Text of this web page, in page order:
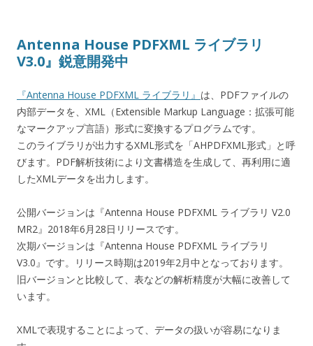
Antenna House PDFXML ライブラリ
V3.0』鋭意開発中
『Antenna House PDFXML ライブラリ』 は、PDFファイルの
内部データを、XML（Extensible Markup Language：拡張可能
なマークアップ言語）形式に変換するプログラムです。
このライブラリが出力するXML形式を「AHPDFXML形式」と呼
びます。PDF解析技術により文書構造を生成して、再利用に適
したXMLデータを出力します。
公開バージョンは『Antenna House PDFXML ライブラリ V2.0
MR2』2018年6月28日リリースです。
次期バージョンは『Antenna House PDFXML ライブラリ
V3.0』です。リリース時期は2019年2月中となっております。
旧バージョンと比較して、表などの解析精度が大幅に改善して
います。
XMLで表現することによって、データの扱いが容易になりま